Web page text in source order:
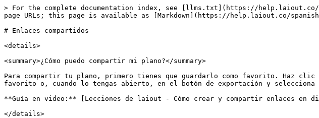
> For the complete documentation index, see [llms.txt](https://help.laiout.co/
page URLs; this page is available as [Markdown](https://help.laiout.co/
# Enlaces compartidos
<details>
<summary>¿Cómo puedo compartir mi plano?</summary>
Para compartir tu plano, primero tienes que guardarlo como favorito. Haz
favorito o, cuando lo tengas abierto, en el botón de exportación y selecciona
**Guía en video:** [Lecciones de laiout - Cómo crear y compartir enlaces en
</details>